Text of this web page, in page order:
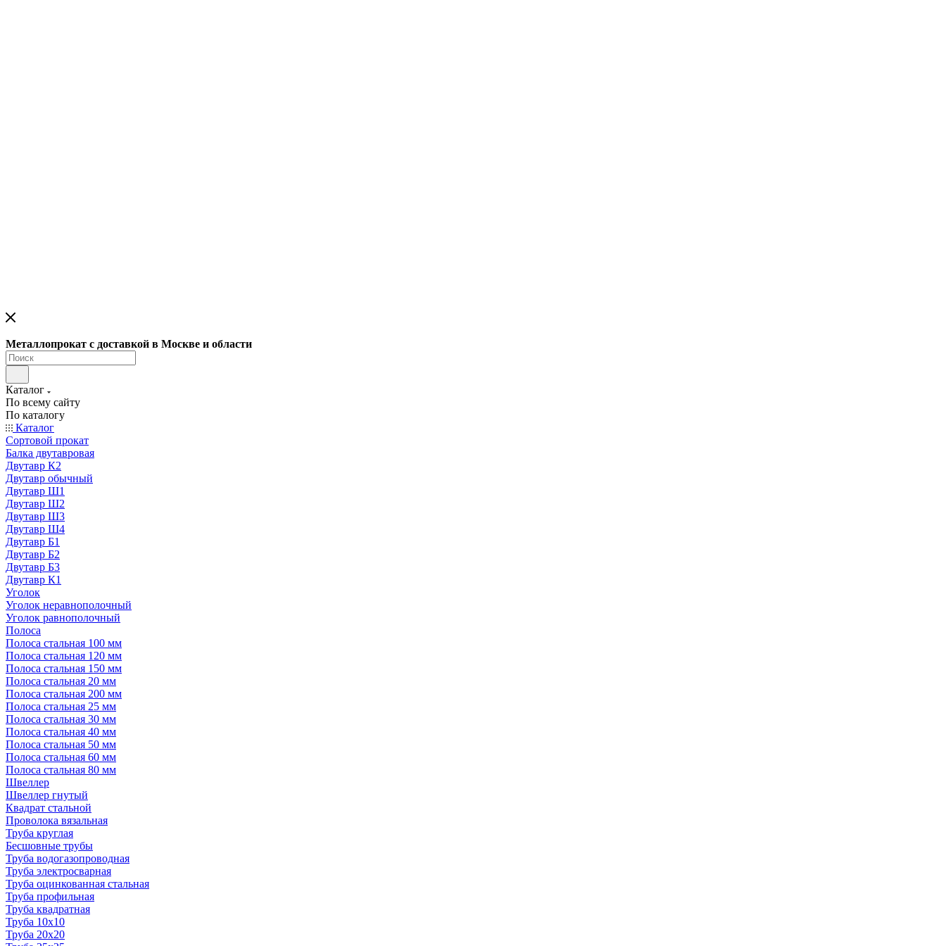
Металлопрокат с доставкой в Москве и области
Каталог
По всему сайту
По каталогу
Каталог
Сортовой прокат
Балка двутавровая
Двутавр К2
Двутавр обычный
Двутавр Ш1
Двутавр Ш2
Двутавр Ш3
Двутавр Ш4
Двутавр Б1
Двутавр Б2
Двутавр Б3
Двутавр К1
Уголок
Уголок неравнополочный
Уголок равнополочный
Полоса
Полоса стальная 100 мм
Полоса стальная 120 мм
Полоса стальная 150 мм
Полоса стальная 20 мм
Полоса стальная 200 мм
Полоса стальная 25 мм
Полоса стальная 30 мм
Полоса стальная 40 мм
Полоса стальная 50 мм
Полоса стальная 60 мм
Полоса стальная 80 мм
Швеллер
Швеллер гнутый
Квадрат стальной
Проволока вязальная
Труба круглая
Бесшовные трубы
Труба водогазопроводная
Труба электросварная
Труба оцинкованная стальная
Труба профильная
Труба квадратная
Труба 10x10
Труба 20x20